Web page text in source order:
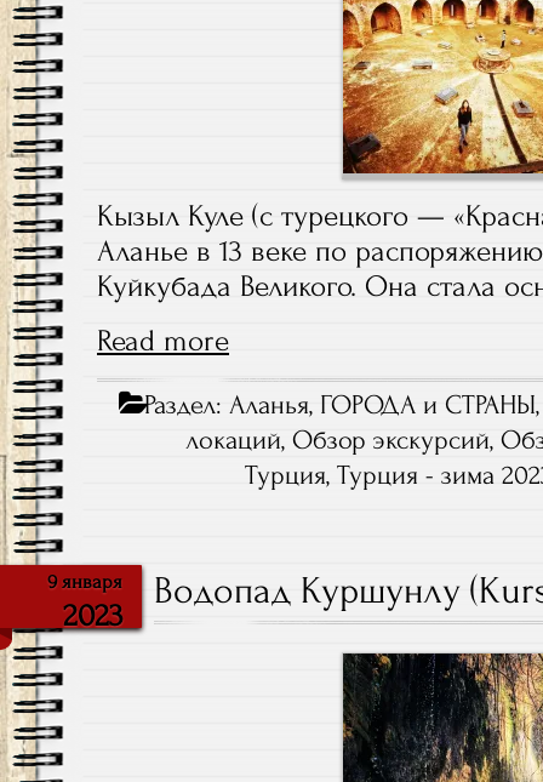
Кызыл Куле (с турецкого —
Аланье в 13 веке по
Куйкубада Великого. Она стала
Read more
Раздел:Аланья, ГОРОДА и СТРАНЫ
локаций,Обзор экскурсий,
Турция,Турция - зима
9 января
2023
Водопад Куршунлу